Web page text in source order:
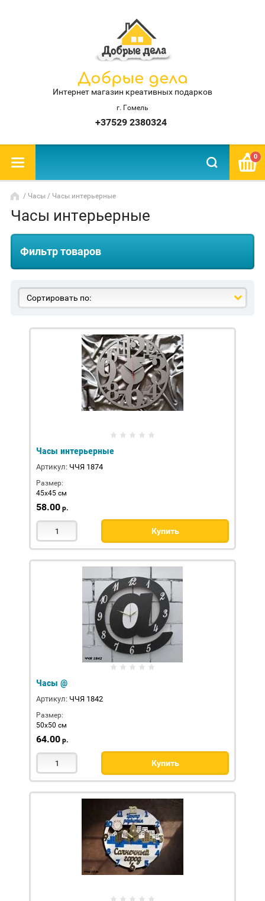
Добрые дела
Интернет магазин креативных подарков
г. Гомель
+37529 2380324
0
/ Часы / Часы интерьерные
Часы интерьерные
Фильтр товаров
Сортировать по:
Часы интерьерные
Артикул: ЧЧЯ 1874
Размер:
45х45 см
58.00 р.
Купить
Часы @
Артикул: ЧЧЯ 1842
Размер:
50х50 см
64.00 р.
Купить